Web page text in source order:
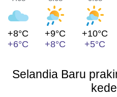
+8°C
+6°C
+9°C
+8°C
+10°C
+5°C
Selandia Baru